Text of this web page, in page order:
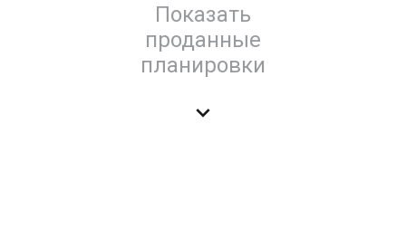
Показать
проданные
планировки
